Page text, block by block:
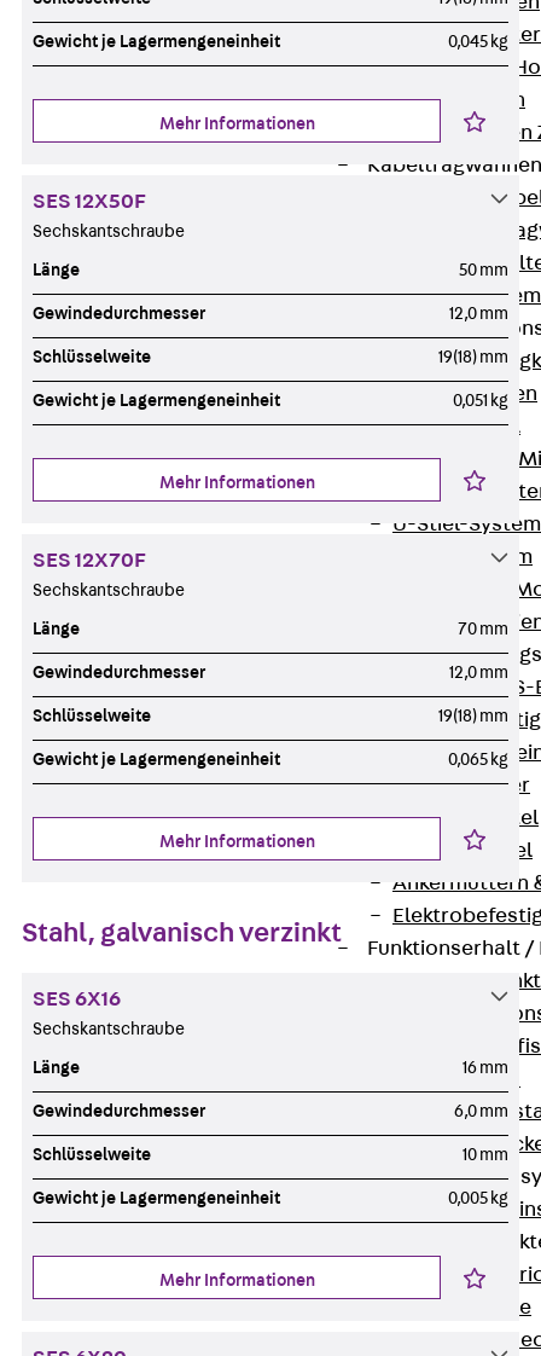
KH Kabelhalter
Hohlleiter-/
Kabelwannen
Kabelschellen
KTW
KBH
Zurück
Wandkonsolen
Deckenbügel
Zentral- und
W-Profil-
U-Stiel-System
I-Stiel-System
PUK-STRUT-
C-Profil-
KTS-
Zurück
Dübel & Anker
Abhängemittel
Schraubmittel
Ankermuttern
Funktionserhalt
(DIN 4102-12)
Zurück
Kanalsysteme
Gewicht je Lagermengeneinheit 0,045 kg
Mehr Informationen
SES 12X50F
Sechskantschraube
Länge 50 mm
Gewindedurchmesser 12,0 mm
Schlüsselweite 19(18) mm
Gewicht je Lagermengeneinheit 0,051 kg
Mehr Informationen
SES 12X70F
Sechskantschraube
Länge 70 mm
Gewindedurchmesser 12,0 mm
Schlüsselweite 19(18) mm
Gewicht je Lagermengeneinheit 0,065 kg
Mehr Informationen
Stahl, galvanisch verzinkt
SES 6X16
Sechskantschraube
Länge 16 mm
Gewindedurchmesser 6,0 mm
Schlüsselweite 10 mm
Gewicht je Lagermengeneinheit 0,005 kg
Mehr Informationen